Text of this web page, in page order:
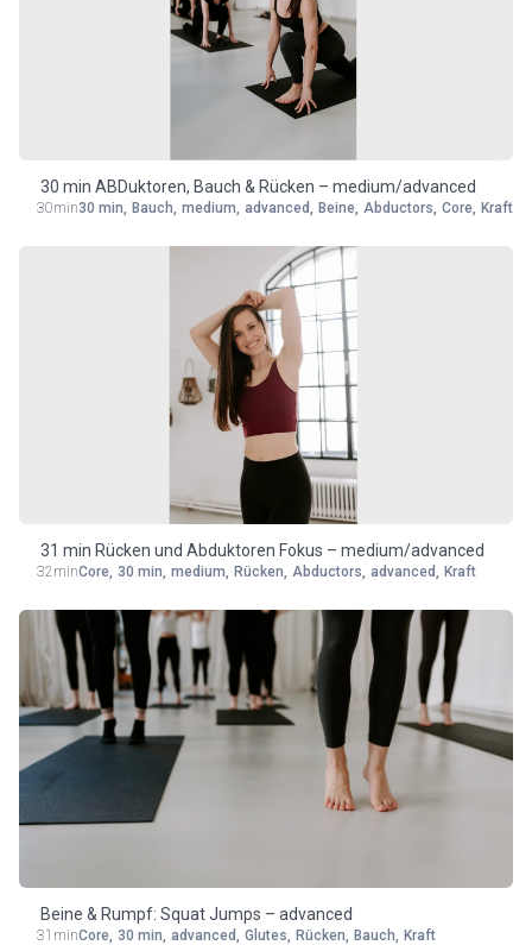
30 min ABDuktoren, Bauch & Rücken – medium/advanced
30min30 min, Bauch, medium, advanced, Beine, Abductors, Core, Kraft
31 min Rücken und Abduktoren Fokus – medium/advanced
32minCore, 30 min, medium, Rücken, Abductors, advanced, Kraft
Beine & Rumpf: Squat Jumps – advanced
31minCore, 30 min, advanced, Glutes, Rücken, Bauch, Kraft